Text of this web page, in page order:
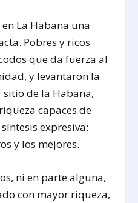
La Habana una
Pobres y ricos
que da fuerza al
y levantaron la
de la Habana,
capaces de
expresiva:
y los mejores.
ni en parte alguna,
con mayor riqueza,